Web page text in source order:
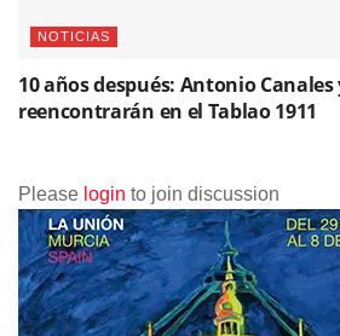
NOTICIAS
10 años después: Antonio Canales
reencontrarán en el Tablao 1911
Please login to join discussion